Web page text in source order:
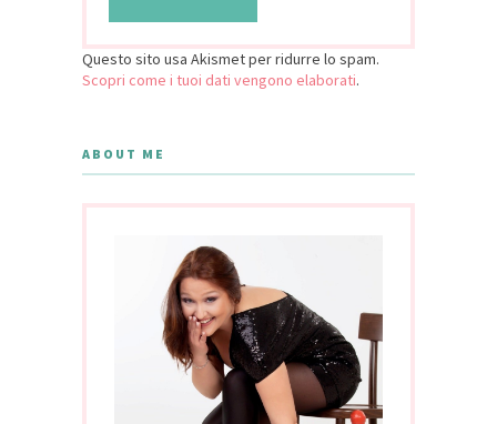
Questo sito usa Akismet per ridurre lo spam.
Scopri come i tuoi dati vengono elaborati.
ABOUT ME